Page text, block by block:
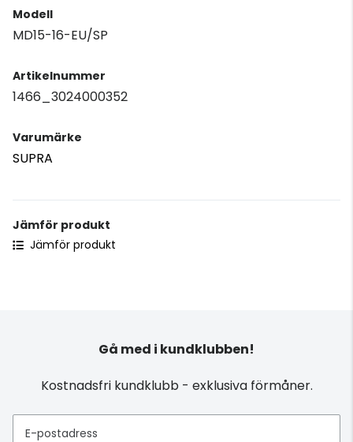
Modell
MD15-16-EU/SP
Artikelnummer
1466_3024000352
Varumärke
SUPRA
Jämför produkt
Jämför produkt
Gå med i kundklubben!
Kostnadsfri kundklubb - exklusiva förmåner.
E-postadress